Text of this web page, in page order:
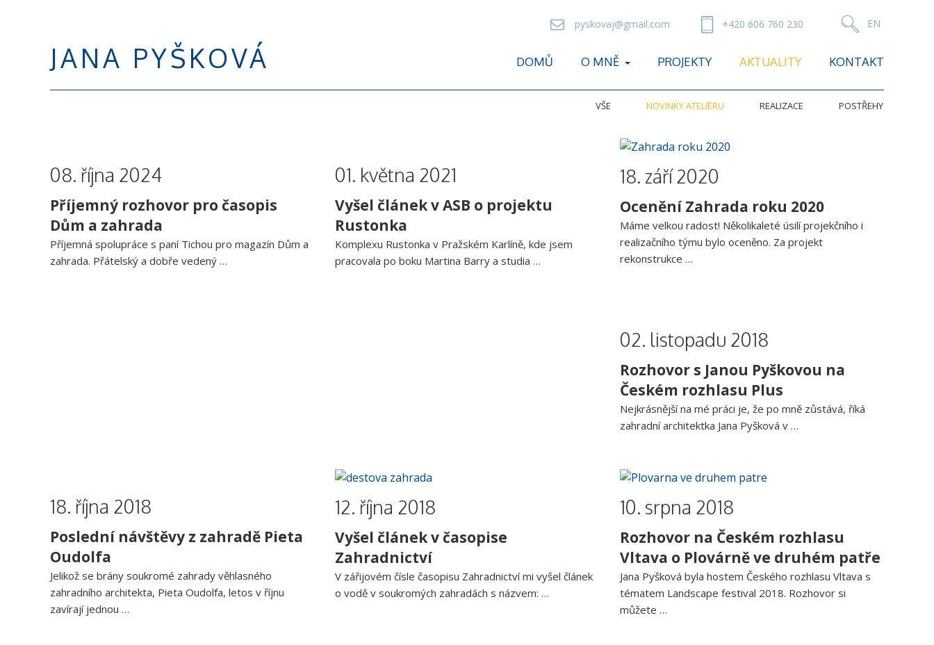
JANA PYŠKOVÁ
pyskovaj@gmail.com +420 606 760 230
DOMŮ O MNĚ PROJEKTY AKTUALITY KONTAKT
VŠE NOVINKY ATELIÉRU REALIZACE POSTŘEHY
08. října 2024
Příjemný rozhovor pro časopis
Dům a zahrada
Příjemná spolupráce s paní Tichou pro magazín Dům a
zahrada. Přátelský a dobře vedený …
01. května 2021
Vyšel článek v ASB o projektu
Rustonka
Komplexu Rustonka v Pražském Karlíně, kde jsem
pracovala po boku Martina Barry a studia …
18. září 2020
Ocenění Zahrada roku 2020
Máme velkou radost! Několikaleté úsilí projekčního i
realizačního týmu bylo oceněno. Za projekt
rekonstrukce …
02. listopadu 2018
Rozhovor s Janou Pyškovou na
Českém rozhlasu Plus
Nejkrásnější na mé práci je, že po mně zůstává, říká
zahradní architektka Jana Pyšková v …
18. října 2018
Poslední návštěvy z zahradě Pieta
Oudolfa
Jelikož se brány soukromé zahrady věhlasného
zahradního architekta, Pieta Oudolfa, letos v říjnu
zavírají jednou …
12. října 2018
Vyšel článek v časopise
Zahradnictví
V zářijovém čísle časopisu Zahradnictví mi vyšel článek
o vodě v soukromých zahradách s názvem: …
10. srpna 2018
Rozhovor na Českém rozhlasu
Vltava o Plovárně ve druhém patře
Jana Pyšková byla hostem Českého rozhlasu Vltava s
tématem Landscape festival 2018. Rozhovor si
můžete …